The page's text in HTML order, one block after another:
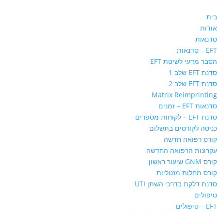
בית
אודות
סדנאות
EFT – סדנאות
הסבר מדעי לשיטת EFT
סדנת EFT שלב 1
סדנת EFT שלב 2
Matrix Reimprinting
סדנאות EFT – זמנים
סדנת EFT – לקוחות מספרים
כניסה לקורסים בתשלום
קורס רפואה חדשה
עקרונות הרפואה החדשה
קורס GNM שיעור ראשון
קורס מחלות מנטליות
סדנת דלקת בדרכי השתן UTI
טיפולים
EFT – טיפולים